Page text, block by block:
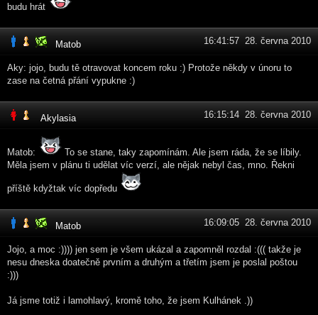
budu hrát
Matob 16:41:57 28. června 2010
Aky: jojo, budu tě otravovat koncem roku :) Protože někdy v únoru to
zase na četná přání vypukne :)
Akylasia 16:15:14 28. června 2010
Matob:
To se stane, taky zapomínám. Ale jsem ráda, že se líbily.
Měla jsem v plánu ti udělat víc verzí, ale nějak nebyl čas, mno. Řekni
příště kdyžtak víc dopředu
Matob 16:09:05 28. června 2010
Jojo, a moc :)))) jen sem je všem ukázal a zapomněl rozdal :((( takže je
nesu dneska doatečně prvním a druhým a třetím jsem je poslal poštou
:)))
Já jsme totiž i lamohlavý, kromě toho, že jsem Kulhánek .))